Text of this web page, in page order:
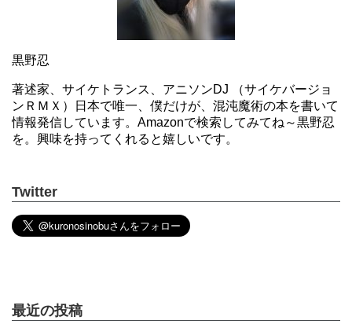
黒野忍
著述家、サイケトランス、アニソンDJ （サイケバージョ
ンＲＭＸ）日本で唯一、僕だけが、混沌魔術の本を書いて
情報発信しています。Amazonで検索してみてね～黒野忍
を。興味を持ってくれると嬉しいです。
Twitter
最近の投稿